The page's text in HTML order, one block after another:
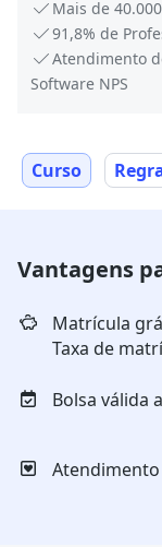
Mais de
91,8% de
Atendimento
Software NPS
Curso
Vantagens
Matrícula
Taxa de
Bolsa válida